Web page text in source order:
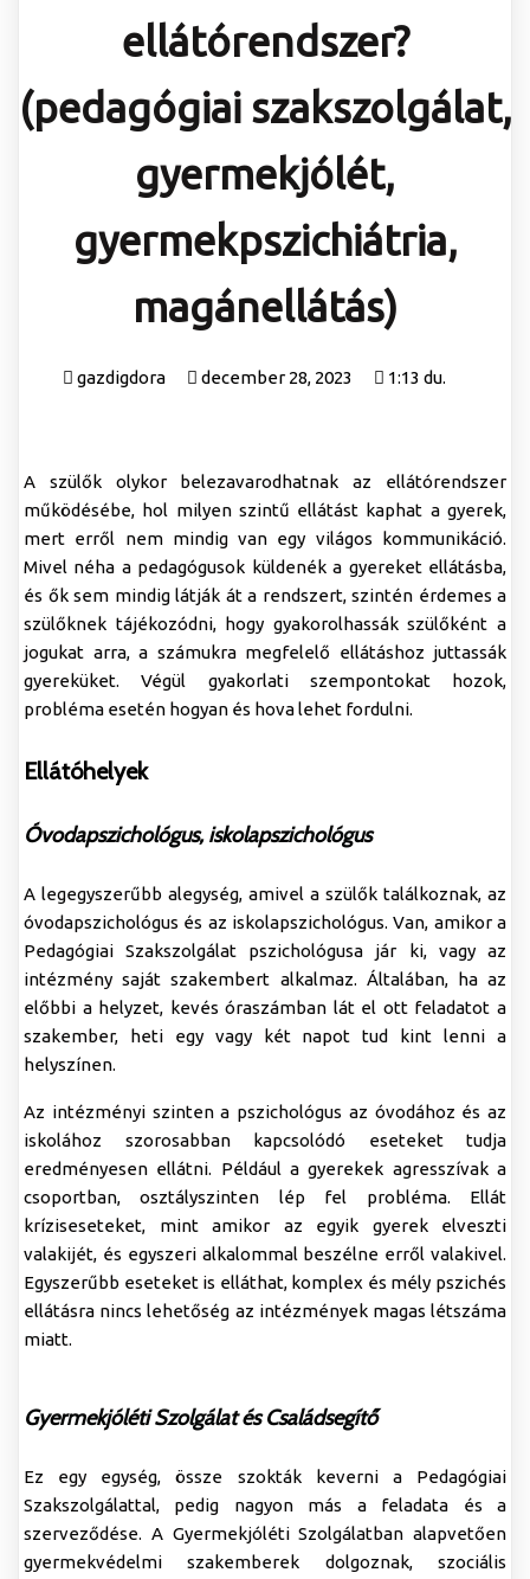
ellátórendszer?
(pedagógiai szakszolgálat,
gyermekjólét,
gyermekpszichiátria,
magánellátás)
gazdigdora december 28, 2023 1:13 du.
A szülők olykor belezavarodhatnak az ellátórendszer
működésébe, hol milyen szintű ellátást kaphat a gyerek,
mert erről nem mindig van egy világos kommunikáció.
Mivel néha a pedagógusok küldenék a gyereket ellátásba,
és ők sem mindig látják át a rendszert, szintén érdemes a
szülőknek tájékozódni, hogy gyakorolhassák szülőként a
jogukat arra, a számukra megfelelő ellátáshoz juttassák
gyereküket. Végül gyakorlati szempontokat hozok,
probléma esetén hogyan és hova lehet fordulni.
Ellátóhelyek
Óvodapszichológus, iskolapszichológus
A legegyszerűbb alegység, amivel a szülők találkoznak, az
óvodapszichológus és az iskolapszichológus. Van, amikor a
Pedagógiai Szakszolgálat pszichológusa jár ki, vagy az
intézmény saját szakembert alkalmaz. Általában, ha az
előbbi a helyzet, kevés óraszámban lát el ott feladatot a
szakember, heti egy vagy két napot tud kint lenni a
helyszínen.
Az intézményi szinten a pszichológus az óvodához és az
iskolához szorosabban kapcsolódó eseteket tudja
eredményesen ellátni. Például a gyerekek agresszívak a
csoportban, osztályszinten lép fel probléma. Ellát
kríziseseteket, mint amikor az egyik gyerek elveszti
valakijét, és egyszeri alkalommal beszélne erről valakivel.
Egyszerűbb eseteket is elláthat, komplex és mély pszichés
ellátásra nincs lehetőség az intézmények magas létszáma
miatt.
Gyermekjóléti Szolgálat és Családsegítő
Ez egy egység, össze szokták keverni a Pedagógiai
Szakszolgálattal, pedig nagyon más a feladata és a
szerveződése. A Gyermekjóléti Szolgálatban alapvetően
gyermekvédelmi szakemberek dolgoznak, szociális